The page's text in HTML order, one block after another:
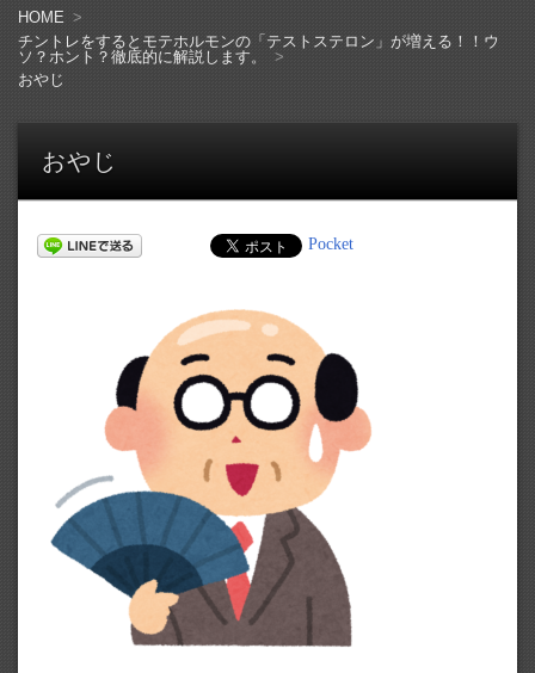
コンテンツへ移動
HOME
チントレをするとモテホルモンの「テストステロン」が増える！！ウ
ソ？ホント？徹底的に解説します。
おやじ
おやじ
Pocket